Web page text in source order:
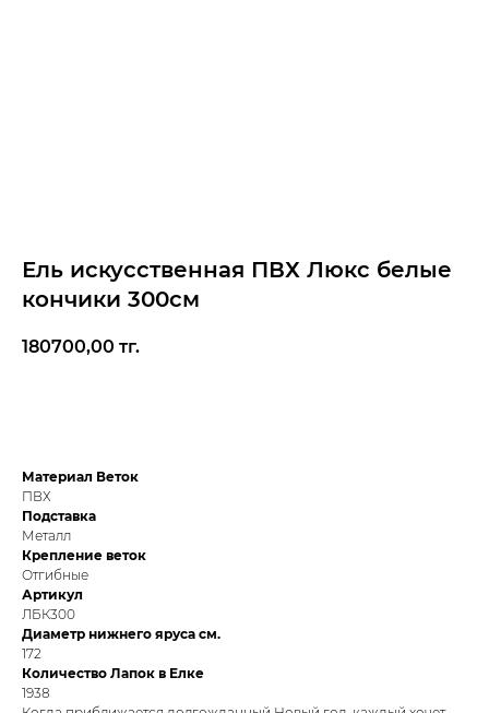
Ель искусственная ПВХ Люкс белые
кончики 300см
180700,00 тг.
Материал Веток
ПВХ
Подставка
Металл
Крепление веток
Отгибные
Артикул
ЛБК300
Диаметр нижнего яруса см.
172
Количество Лапок в Елке
1938